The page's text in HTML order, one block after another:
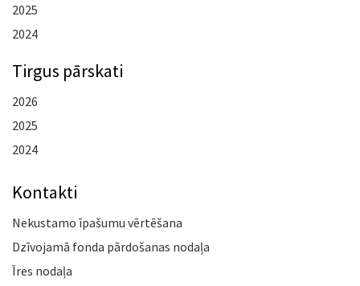
2025
2024
Tirgus pārskati
2026
2025
2024
Kontakti
Nekustamo īpašumu vērtēšana
Dzīvojamā fonda pārdošanas nodaļa
Īres nodaļa